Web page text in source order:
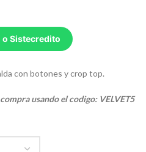
Sistecredito
con botones y crop top.
usando el codigo: VELVET5